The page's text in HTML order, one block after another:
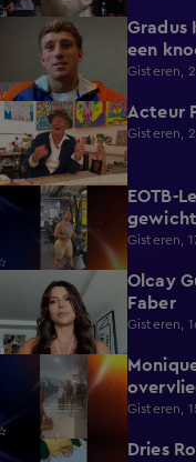
Gradus
een
Gisteren,
2:11 Acteur
Gisteren,
0:13
EOTB-
Gisteren,
Olcay
Faber
Gisteren,
Gisteren,
0:17
Dries